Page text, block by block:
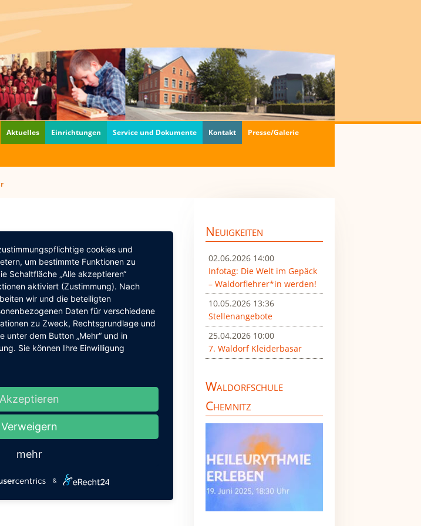
Aktuelles Einrichtungen Service und Dokumente Kontakt Presse/Galerie
26.02.2022
und schneereiche Winterferien.
Neuigkeiten
02.06.2026 14:00
Infotag: Die Welt im Gepäck
– Waldorflehrer*in werden!
10.05.2026 13:36
Stellenangebote
25.04.2026 10:00
7. Waldorf Kleiderbasar
Waldorfschule
Chemnitz
cookies und
um bestimmte Funktionen zu
Schaltfläche „Alle akzeptieren“
aktiviert (Zustimmung). Nach
wir und die beteiligten
Daten für verschiedene
zu Zweck, Rechtsgrundlage und
unter dem Button „Mehr“ und in
Sie können Ihre Einwilligung
Akzeptieren
Verweigern
mehr
&